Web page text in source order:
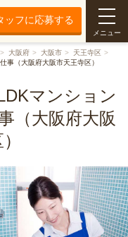
ッフに応募する
メニュー
大阪府 大阪市
天王寺区
事（大阪府大阪市天王寺区）
マンション
（大阪府大阪